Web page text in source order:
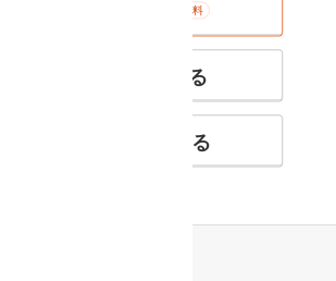
無料
特徴の似た物件を見る
お気に入りに追加する